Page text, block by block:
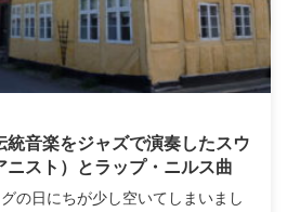
統音楽をジャズで演奏したスウ
ニスト）とラップ・ニルス曲
の日にちが少し空いてしまいまし